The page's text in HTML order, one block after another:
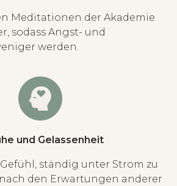
Meditationen der Akademie
sodass Angst- und
werden.
und Gelassenheit
ständig unter Strom zu
den Erwartungen anderer